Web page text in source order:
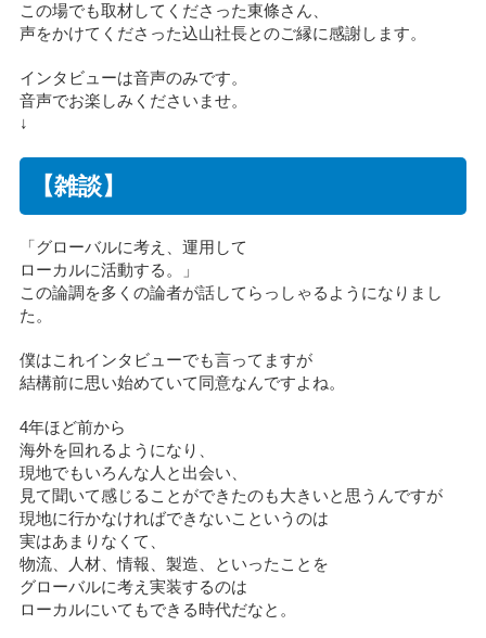
この場でも取材してくださった東條さん、
声をかけてくださった込山社長とのご縁に感謝します。
インタビューは音声のみです。
音声でお楽しみくださいませ。
↓
【雑談】
「グローバルに考え、運用して
ローカルに活動する。」
この論調を多くの論者が話してらっしゃるようになりまし
た。
僕はこれインタビューでも言ってますが
結構前に思い始めていて同意なんですよね。
4年ほど前から
海外を回れるようになり、
現地でもいろんな人と出会い、
見て聞いて感じることができたのも大きいと思うんですが
現地に行かなければできないこというのは
実はあまりなくて、
物流、人材、情報、製造、といったことを
グローバルに考え実装するのは
ローカルにいてもできる時代だなと。